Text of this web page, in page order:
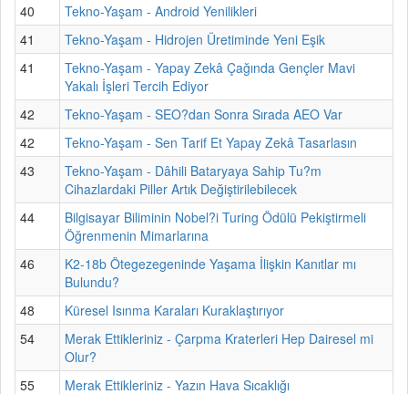
40
Tekno-Yaşam - Android Yenilikleri
41
Tekno-Yaşam - Hidrojen Üretiminde Yeni Eşik
41
Tekno-Yaşam - Yapay Zekâ Çağında Gençler Mavi
Yakalı İşleri Tercih Ediyor
42
Tekno-Yaşam - SEO?dan Sonra Sırada AEO Var
42
Tekno-Yaşam - Sen Tarif Et Yapay Zekâ Tasarlasın
43
Tekno-Yaşam - Dâhili Bataryaya Sahip Tu?m
Cihazlardaki Piller Artık Değiştirilebilecek
44
Bilgisayar Biliminin Nobel?i Turing Ödülü Pekiştirmeli
Öğrenmenin Mimarlarına
46
K2-18b Ötegezegeninde Yaşama İlişkin Kanıtlar mı
Bulundu?
48
Küresel Isınma Karaları Kuraklaştırıyor
54
Merak Ettikleriniz - Çarpma Kraterleri Hep Dairesel mi
Olur?
55
Merak Ettikleriniz - Yazın Hava Sıcaklığı